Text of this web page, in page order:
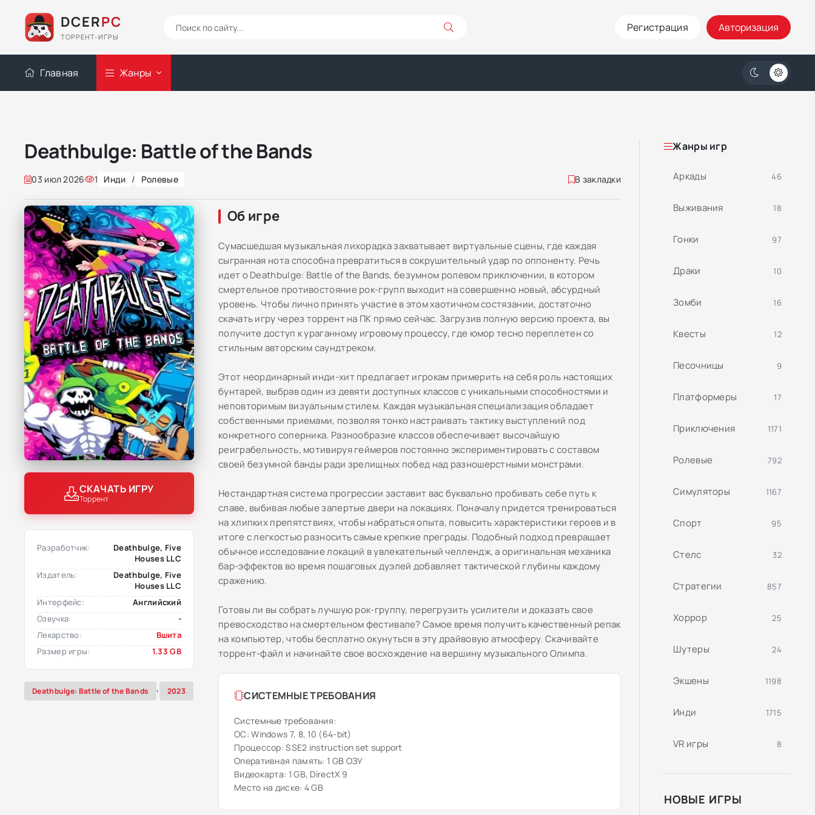
DCERPC
ТОРРЕНТ-ИГРЫ
Регистрация Авторизация
Главная Жанры
Deathbulge: Battle of the Bands
03 июл 2026 1 Инди / Ролевые В закладки
СКАЧАТЬ ИГРУ
Торрент
Разработчик:
Deathbulge, Five
Houses LLC
Издатель:
Deathbulge, Five
Houses LLC
Интерфейс:
Английский
Озвучка:
-
Лекарство:
Вшита
Размер игры:
1.33 GB
Deathbulge: Battle of the Bands , 2023
Об игре
Сумасшедшая музыкальная лихорадка захватывает виртуальные сцены, где каждая
сыгранная нота способна превратиться в сокрушительный удар по оппоненту. Речь
идет о Deathbulge: Battle of the Bands, безумном ролевом приключении, в котором
смертельное противостояние рок-групп выходит на совершенно новый, абсурдный
уровень. Чтобы лично принять участие в этом хаотичном состязании, достаточно
скачать игру через торрент на ПК прямо сейчас. Загрузив полную версию проекта, вы
получите доступ к ураганному игровому процессу, где юмор тесно переплетен со
стильным авторским саундтреком.
Этот неординарный инди-хит предлагает игрокам примерить на себя роль настоящих
бунтарей, выбрав один из девяти доступных классов с уникальными способностями и
неповторимым визуальным стилем. Каждая музыкальная специализация обладает
собственными приемами, позволяя тонко настраивать тактику выступлений под
конкретного соперника. Разнообразие классов обеспечивает высочайшую
реиграбельность, мотивируя геймеров постоянно экспериментировать с составом
своей безумной банды ради зрелищных побед над разношерстными монстрами.
Нестандартная система прогрессии заставит вас буквально пробивать себе путь к
славе, выбивая любые запертые двери на локациях. Поначалу придется тренироваться
на хлипких препятствиях, чтобы набраться опыта, повысить характеристики героев и в
итоге с легкостью разносить самые крепкие преграды. Подобный подход превращает
обычное исследование локаций в увлекательный челлендж, а оригинальная механика
бар-эффектов во время пошаговых дуэлей добавляет тактической глубины каждому
сражению.
Готовы ли вы собрать лучшую рок-группу, перегрузить усилители и доказать свое
превосходство на смертельном фестивале? Самое время получить качественный репак
на компьютер, чтобы бесплатно окунуться в эту драйвовую атмосферу. Скачивайте
торрент-файл и начинайте свое восхождение на вершину музыкального Олимпа.
СИСТЕМНЫЕ ТРЕБОВАНИЯ
Системные требования:
ОС: Windows 7, 8, 10 (64-bit)
Процессор: SSE2 instruction set support
Оперативная память: 1 GB ОЗУ
Видеокарта: 1 GB, DirectX 9
Место на диске: 4 GB
Жанры игр
Аркады 46
Выживания 18
Гонки 97
Драки 10
Зомби 16
Квесты 12
Песочницы 9
Платформеры 17
Приключения 1171
Ролевые 792
Симуляторы 1167
Спорт 95
Стелс 32
Стратегии 857
Хоррор 25
Шутеры 24
Экшены 1198
Инди 1715
VR игры 8
НОВЫЕ ИГРЫ